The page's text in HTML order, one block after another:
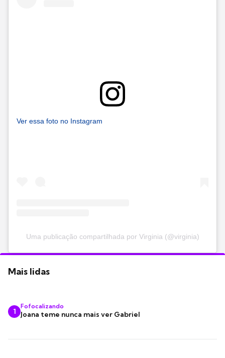
Ver essa foto no Instagram
Uma publicação compartilhada por Virginia (@virginia)
Mais lidas
1
Fofocalizando
Joana teme nunca mais ver Gabriel